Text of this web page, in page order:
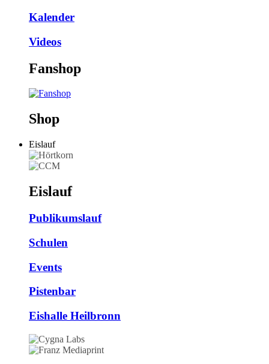
Kalender
Videos
Fanshop
Shop
Eislauf
Eislauf
Publikumslauf
Schulen
Events
Pistenbar
Eishalle Heilbronn